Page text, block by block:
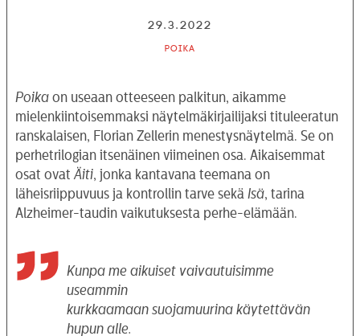
29.3.2022
Poika
Poika on useaan otteeseen palkitun, aikamme
mielenkiintoisemmaksi näytelmäkirjailijaksi tituleeratun
ranskalaisen, Florian Zellerin menestysnäytelmä. Se on
perhetrilogian itsenäinen viimeinen osa. Aikaisemmat
osat ovat Äiti, jonka kantavana teemana on
läheisriippuvuus ja kontrollin tarve sekä Isä, tarina
Alzheimer-taudin vaikutuksesta perhe-elämään.
Kunpa me aikuiset vaivautuisimme
useammin
kurkkaamaan suojamuurina käytettävän
hupun alle.